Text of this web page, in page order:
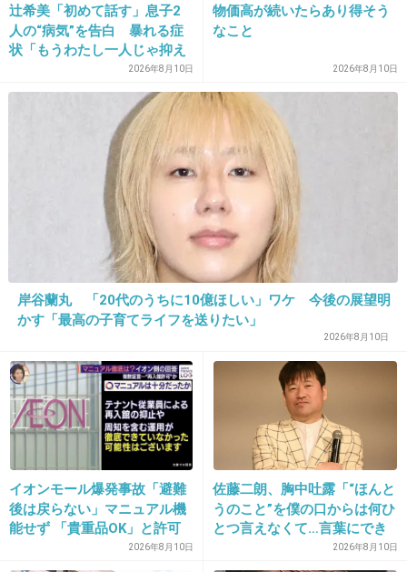
2026/06/03(水) 12:59:38
当たり前のゼリーじゃなくてこんにゃくで出来たゼリー食
+4
2026/06/03(水) 13:00:46
私もこれラーメンでも焼きそばでも一度ざるに
あげて水道水で洗ってまた湯がくをやるけど、
普通に太るしただ手間がかかるだけであまり意
味をなさなかった笑
1件の返信
+18
20. 匿名2026/06/03(水) 13:05:10
辻希美「初めて話す」息子2
人の“病気”を告白 暴れる症
状「もうわたし一人じゃ抑え
られない」共感続々2026年8月10日
物価高が続いたらあり得そう
なこと
2026年8月10日
岸谷蘭丸 「20代のうちに10億ほしい」ワケ 今後の展望明
かす「最高の子育てライフを送りたい」
2026年8月10日
イオンモール爆発事故「避難
後は戻らない」マニュアル機
能せず 「貴重品OK」と許可
2026年8月10日
佐藤二朗、胸中吐露「“ほんと
うのこと”を僕の口からは何ひ
とつ言えなくて…言葉にでき
2026年8月10日